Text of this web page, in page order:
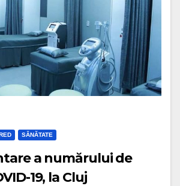
SĂNĂTATE
a numărului de
19, la Cluj